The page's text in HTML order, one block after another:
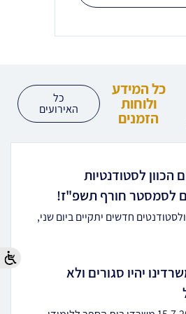
כל המידע
ולוחות
הזמנים
כל
האירועים
הכוון לסטודנטיות
לסמסטר חורף תשפ"ז!
חדשים יתקיים ביום שני,
יהיו סגורים ולא